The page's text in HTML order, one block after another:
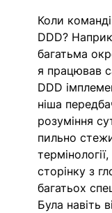
Коли
DDD?
багатьма
я працював
DDD
ніша
розуміння
пильно
сторінку з
багатьох
Була навіть